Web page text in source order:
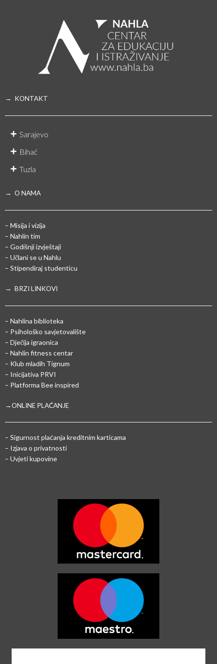
→ KONTAKT
Sarajevo
Bihać
Tuzla
→ O NAMA
– Misija i vizija
– Nahlin tim
– Godišnji izvještaji
– Učlani se u Nahlu
– Stipendiraj studenticu
→ BRZI LINKOVI
– Nahlina biblioteka
– Psihološko savjetovalište
– Dječija igraonica
– Nahlin fitness centar
– Klub mladih Tignum
– Inicijativa PRVI
– Platforma Bee inspired
→ONLINE PLAĆANJE
– Sigurnost plaćanja kreditnim karticama
– Izjava o privatnosti
– Uvjeti kupovine